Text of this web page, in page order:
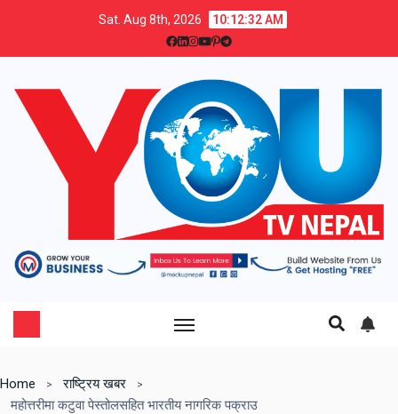
Sat. Aug 8th, 2026 10:12:33 AM
Home
राष्ट्रिय खबर
महोत्तरीमा कटुवा पेस्तोलसहित भारतीय नागरिक पक्राउ